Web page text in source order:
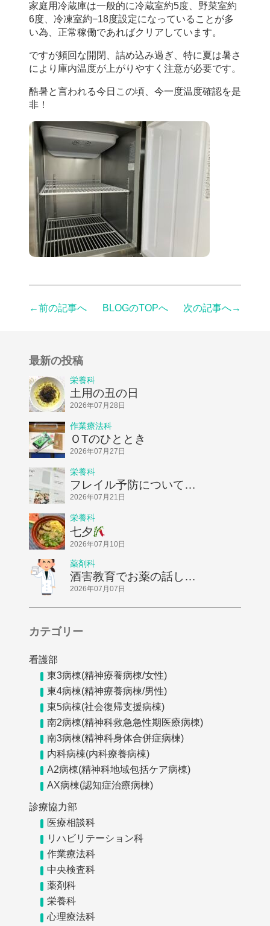
最新の投稿
栄養科
土用の丑の日
2026年07月28日
作業療法科
ＯTのひととき
2026年07月27日
栄養科
フレイル予防についてお
話ししました！
2026年07月21日
栄養科
七夕
2026年07月10日
薬剤科
酒害教育でお薬の話しを
してきました
2026年07月07日
カテゴリー
看護部
東3病棟(精神療養病棟/女性)
東4病棟(精神療養病棟/男性)
東5病棟(社会復帰支援病棟)
南2病棟(精神科救急急性期医療病棟)
南3病棟(精神科身体合併症病棟)
内科病棟(内科療養病棟)
A2病棟(精神科地域包括ケア病棟)
AX病棟(認知症治療病棟)
診療協力部
医療相談科
リハビリテーション科
作業療法科
中央検査科
薬剤科
栄養科
心理療法科
家庭用冷蔵庫は一般的に冷蔵室約5度、野菜室約
6度、冷凍室約−18度設定になっていることが多
い為、正常稼働であればクリアしています。
ですが頻回な開閉、詰め込み過ぎ、特に夏は暑さ
により庫内温度が上がりやすく注意が必要です。
酷暑と言われる今日この頃、今一度温度確認を是
非！
←前の記事へ BLOGのTOPへ 次の記事へ→